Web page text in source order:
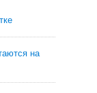
на